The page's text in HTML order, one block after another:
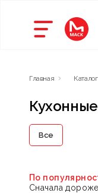
Главная Каталог
Все
По
Сначала дороже